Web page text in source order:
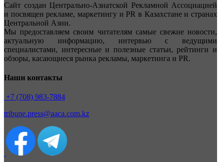
Сайт создан Центрально-Азиатской Рекламной Ассоциацией
и посвящен рекламе, маркетингу и PR в Казахстане и странах
Центральной Азии.
Мы предоставляем своим читателям самые свежие новости,
актуальную информацию, интервью с ведущими
специалистами, интересные и полезные статьи, рейтинги и
обзоры, касающиеся рынка рекламы, маркетинга и PR.
Наши контакты
+7 (708) 983-7884
tribune.press@aaca.com.kz